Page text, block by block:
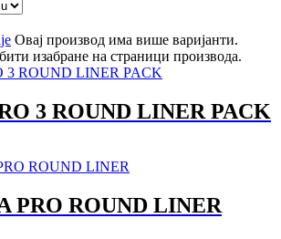
Овај производ има више варијанти.
изабране на страници производа.
3 ROUND LINER PACK
PRO ROUND LINER